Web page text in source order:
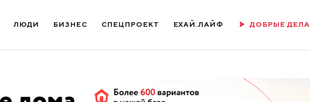
ЛЮДИ БИЗНЕС СПЕЦПРОЕКТ ЕХАЙ.ЛАЙФ ДОБРЫЕ ДЕЛА